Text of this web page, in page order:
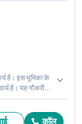
है। इस भूमिका के
है। यह नौकरी